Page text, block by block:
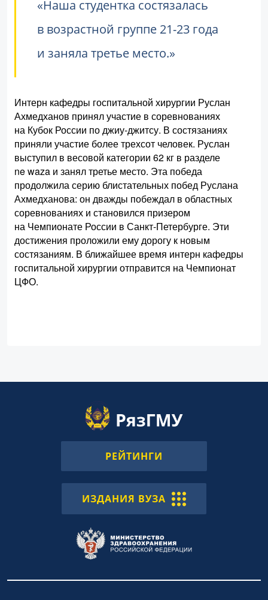
Наша студентка состязалась
в возрастной группе 21-23 года
и заняла третье место.
Интерн кафедры госпитальной хирургии Руслан
Ахмедханов принял участие в соревнованиях
на Кубок России по джиу-джитсу. В состязаниях
приняли участие более трехсот человек. Руслан
выступил в весовой категории 62 кг в разделе
ne waza и занял третье место. Эта победа
продолжила серию блистательных побед Руслана
Ахмедханова: он дважды побеждал в областных
соревнованиях и становился призером
на Чемпионате России в Санкт-Петербурге. Эти
достижения проложили ему дорогу к новым
состязаниям. В ближайшее время интерн кафедры
госпитальной хирургии отправится на Чемпионат
ЦФО.
РЕЙТИНГИ
ИЗДАНИЯ ВУЗА